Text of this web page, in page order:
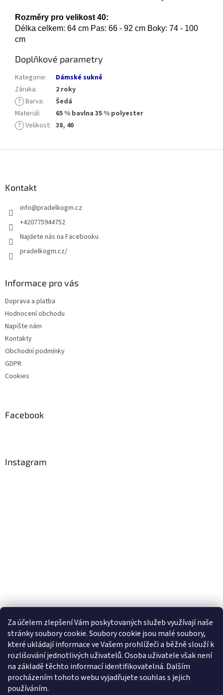
Za účelem zlepšení Vám poskytovaných služeb využívají naše
stránky soubory cookie. Soubory cookie jsou malé soubory,
které ukládají informace ve Vašem prohlížeči a běžně slouží k
rozlišování jednotlivých uživatelů. Osoba uživatele však není
na základě těchto informací identifikovatelná. Dalším
procházením tohoto webu vyjadřujete souhlas s jejich
používáním.
Rozměry pro velikost 40:
Délka celkem: 64 cm Pas: 66 - 92 cm Boky: 74 - 100
cm
Doplňkové parametry
Kategorie:
Dámské sukně
Záruka:
2 roky
? Barva:
Šedá
Materiál:
65 % bavlna 35 % polyester
? Velikost: 38, 40
Kontakt
info@pradelkogm.cz
+420775944752
Najdete nás na Facebooku
pradelkogm.cz/
Informace pro vás
Doprava a platba
Hodnocení obchodu
Napište nám
Kontakty
Obchodní podmínky
GDPR
Cookies
Facebook
Instagram
Sledovat na Instagramu
Farmářský koutek Heuréka.cz Zboží.cz Google nákupy